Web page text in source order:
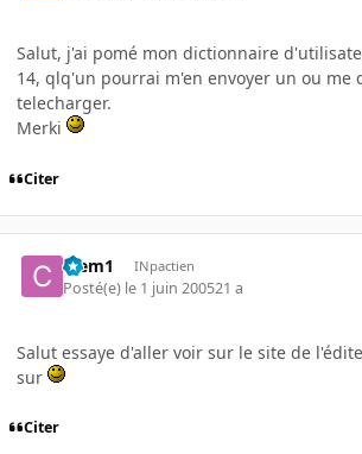
Salut, j'ai pomé mon dictionnaire
14, qlq'un pourrai m'en envoyer un ou me
telecharger.
Merki
Citer
Clem1 INpactien
Posté(e) le 1 juin 200521 a
Salut essaye d'aller voir sur le site de
sur
Citer